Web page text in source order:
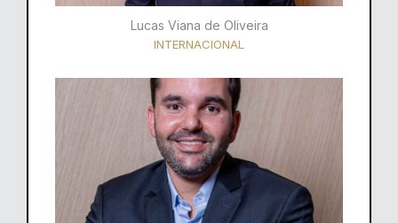
Lucas Viana de Oliveira
INTERNACIONAL